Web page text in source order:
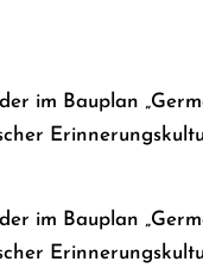
im Bauplan
im Bauplan